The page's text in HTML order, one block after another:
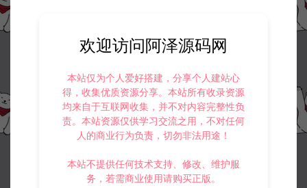
欢迎访问阿泽源码网
本站仅为个人爱好搭建，分享个人建站心
得，收集优质资源分享。本站所有收录资源
均来自于互联网收集，并不对内容完整性负
责。本站资源仅供学习交流之用，不对任何
人的商业行为负责，切勿非法用途！
本站不提供任何技术支持、修改、维护服
务，若需商业使用请购买正版。